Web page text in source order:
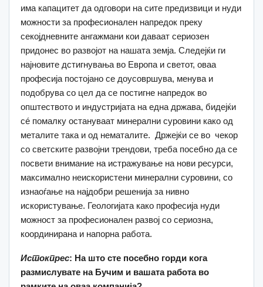
има капацитет да одговори на сите предизвици и нуди
можности за професионален напредок преку
секојдневните ангажмани кои даваат сериозен
придонес во развојот на нашата земја. Следејќи ги
најновите дстигнувања во Европа и светот, оваа
професија постојано се доусовршува, менува и
подобрува со цел да се постигне напредок во
општеството и индустријата на една држава, бидејќи
сé помалку остануваат минерални суровини како од
металите така и од нематалите. Држејќи се во чекор
со светските развојни трендови, треба посебно да се
посвети внимание на истражување на нови ресурси,
максимално неискористени минерални суровини, со
изнаоѓање на најдобри решенија за нивно
искористување. Геологијата како професија нуди
можност за професионален развој со сериозна,
координирана и напорна работа.
Истокпрес: На што сте посебно горди кога
размислувате на Бучим и вашата работа во